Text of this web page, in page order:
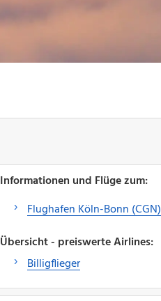
Informationen und Flüge zum:
Flughafen Köln-Bonn (CGN)
Übersicht - preiswerte Airlines:
Billigflieger